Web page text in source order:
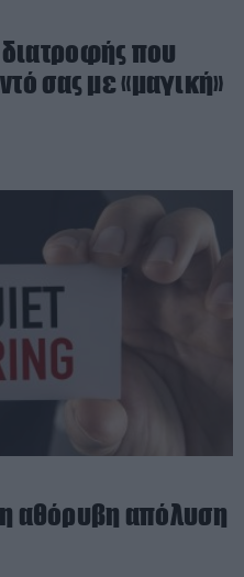
που
σας με «μαγική»
αθόρυβη απόλυση